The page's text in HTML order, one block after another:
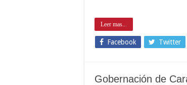
Leer mas...
Facebook Twitter
Gobernación de